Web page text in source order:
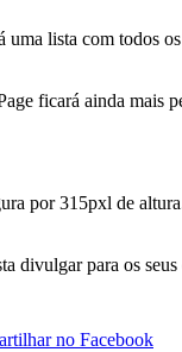
lista com todos
ficará ainda mais
por 315pxl de
divulgar para os
no Facebook